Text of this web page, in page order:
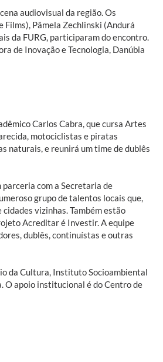
audiovisual da região. Os
Pâmela Zechlinski (Andurá
da FURG, participaram do encontro.
de Inovação e Tecnologia, Danúbia
Carlos Cabra, que cursa Artes
motociclistas e piratas
naturais, e reunirá um time de dublês
parceria com a Secretaria de
grupo de talentos locais que,
vizinhas. Também estão
Acreditar é Investir. A equipe
dublês, continuístas e outras
da Cultura, Instituto Socioambiental
O apoio institucional é do Centro de